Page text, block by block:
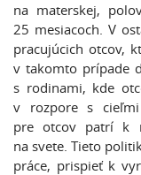
na materskej,
25 mesiacoch. V
pracujúcich otcov,
v takomto prípade
s rodinami, kde
v rozpore s cieľmi
pre otcov patrí k
na svete. Tieto
práce, prispieť k